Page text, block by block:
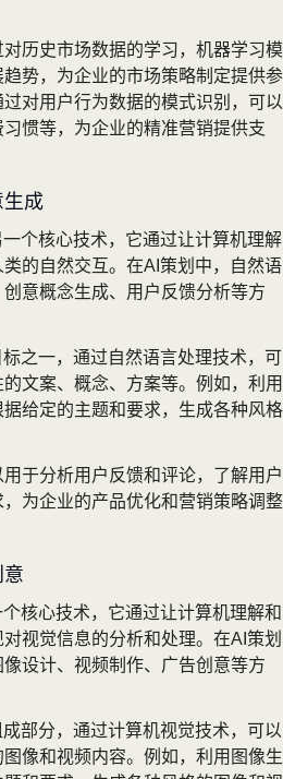
历史市场数据的学习，机器学习模
势，为企业的市场策略制定提供参
对用户行为数据的模式识别，可以
惯等，为企业的精准营销提供支
生成
个核心技术，它通过让计算机理解
的自然交互。在AI策划中，自然语
意概念生成、用户反馈分析等方
之一，通过自然语言处理技术，可
文案、概念、方案等。例如，利用
给定的主题和要求，生成各种风格
于分析用户反馈和评论，了解用户
为企业的产品优化和营销策略调整
核心技术，它通过让计算机理解和
视觉信息的分析和处理。在AI策划
设计、视频制作、广告创意等方
部分，通过计算机视觉技术，可以
像和视频内容。例如，利用图像生